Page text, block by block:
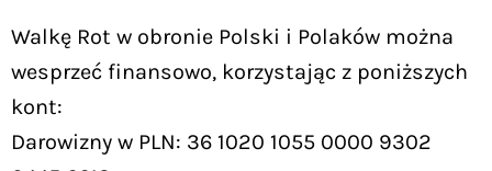
Walkę Rot w obronie Polski i Polaków można
wesprzeć finansowo, korzystając z poniższych
kont:
Darowizny w PLN: 36 1020 1055 0000 9302